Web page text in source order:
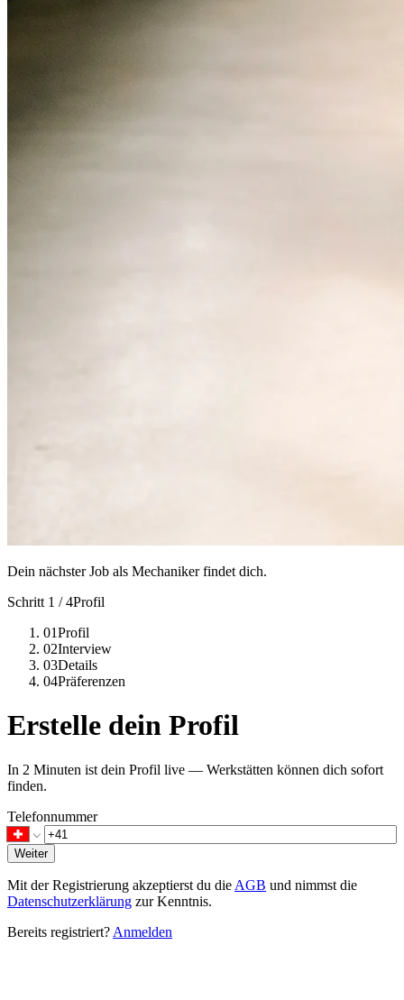
Dein nächster Job als Mechaniker findet dich.
Schritt 1 / 4Profil
01Profil
02Interview
03Details
04Präferenzen
Erstelle dein Profil
In 2 Minuten ist dein Profil live — Werkstätten können dich sofort
finden.
Telefonnummer
Weiter
Mit der Registrierung akzeptierst du die AGB und nimmst die
Datenschutzerklärung zur Kenntnis.
Bereits registriert? Anmelden